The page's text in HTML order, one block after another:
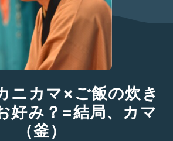
カマ×ご飯の炊き
好み？=結局、カマ
（釜）